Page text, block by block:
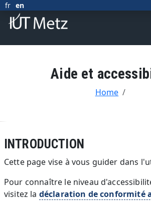
Skip to main content
fr en
Aide et
Home
Body
INTRODUCTION
Cette page vise à vous guider dans
Pour connaître le niveau
visitez la déclaration de conformité